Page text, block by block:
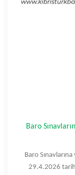
Baro
Baro
29.4.2026